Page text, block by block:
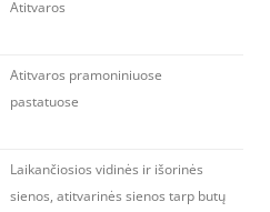
Atitvaros
Atitvaros pramoniniuose
pastatuose
Laikančiosios vidinės ir išorinės
sienos, atitvarinės sienos tarp butų